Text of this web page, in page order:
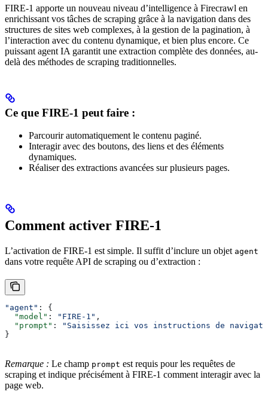
FIRE-1 apporte un nouveau niveau d’intelligence à Firecrawl en
enrichissant vos tâches de scraping grâce à la navigation dans des
structures de sites web complexes, à la gestion de la pagination, à
l’interaction avec du contenu dynamique, et bien plus encore. Ce
puissant agent IA garantit une extraction complète des données, au-
delà des méthodes de scraping traditionnelles.
Ce que FIRE-1 peut faire :
Parcourir automatiquement le contenu paginé.
Interagir avec des boutons, des liens et des éléments
dynamiques.
Réaliser des extractions avancées sur plusieurs pages.
Comment activer FIRE-1
L’activation de FIRE-1 est simple. Il suffit d’inclure un objet agent
dans votre requête API de scraping ou d’extraction :
"agent" : {
  "model"
: "FIRE-1" ,
  "prompt"
:
"Saisissez ici vos instructions de
}
Remarque : Le champ prompt est requis pour les requêtes de
scraping et indique précisément à FIRE-1 comment interagir avec la
page web.